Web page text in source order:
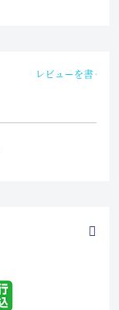
レビューを書く